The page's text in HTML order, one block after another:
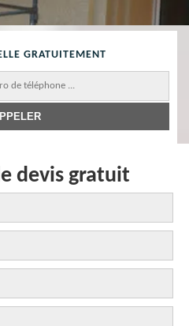
GRATUITEMENT
devis gratuit